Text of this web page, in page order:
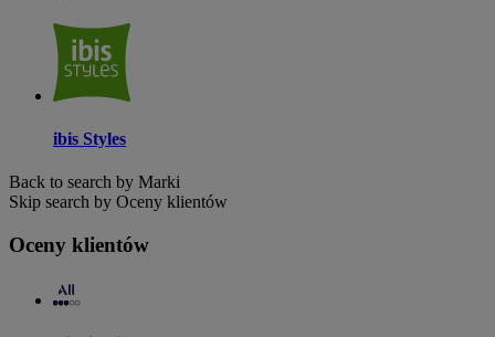
ibis Styles
Back to search by Marki
Skip search by Oceny klientów
Oceny klientów